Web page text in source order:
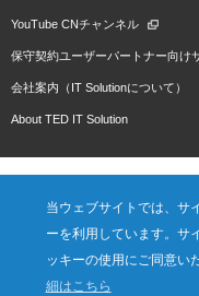
当ウェブサイトでは、サ
ーを利用しています。サ
ッキーの使用にご同意い
細はこちら
YouTube CNチャンネル
保守契約ユーザーパートナー向け
会社案内（IT Solutionについて）
About TED IT Solution
会社概要 ご利用規約 プライ